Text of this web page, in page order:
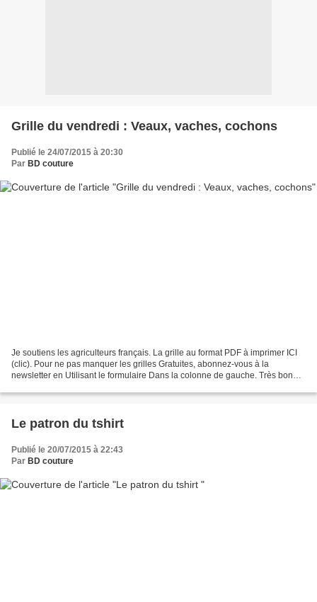
Grille du vendredi : Veaux, vaches, cochons
Publié le 24/07/2015 à 20:30
Par BD couture
Je soutiens les agriculteurs français. La grille au format PDF à imprimer ICI
(clic). Pour ne pas manquer les grilles Gratuites, abonnez-vous à la
newsletter en Utilisant le formulaire Dans la colonne de gauche. Très bonne
Le patron du tshirt
Publié le 20/07/2015 à 22:43
Par BD couture